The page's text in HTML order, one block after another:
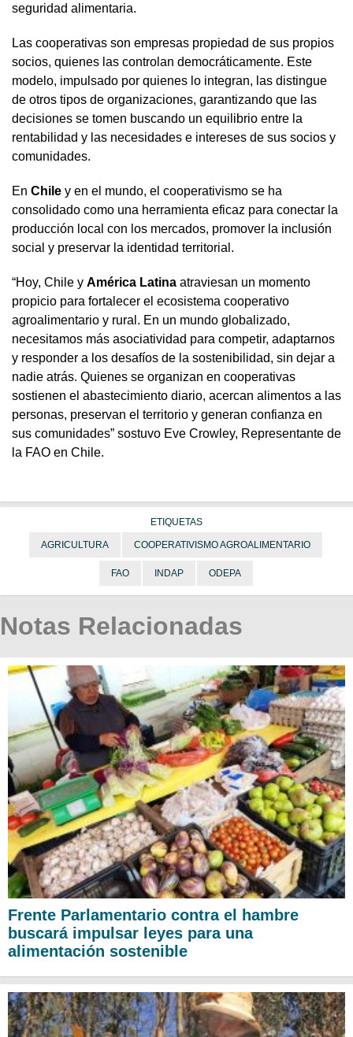
seguridad alimentaria.
Las cooperativas son empresas propiedad de sus propios
socios, quienes las controlan democráticamente. Este
modelo, impulsado por quienes lo integran, las distingue
de otros tipos de organizaciones, garantizando que las
decisiones se tomen buscando un equilibrio entre la
rentabilidad y las necesidades e intereses de sus socios y
comunidades.
En Chile y en el mundo, el cooperativismo se ha
consolidado como una herramienta eficaz para conectar la
producción local con los mercados, promover la inclusión
social y preservar la identidad territorial.
“Hoy, Chile y América Latina atraviesan un momento
propicio para fortalecer el ecosistema cooperativo
agroalimentario y rural. En un mundo globalizado,
necesitamos más asociatividad para competir, adaptarnos
y responder a los desafíos de la sostenibilidad, sin dejar a
nadie atrás. Quienes se organizan en cooperativas
sostienen el abastecimiento diario, acercan alimentos a las
personas, preservan el territorio y generan confianza en
sus comunidades” sostuvo Eve Crowley, Representante de
la FAO en Chile.
ETIQUETAS
AGRICULTURA COOPERATIVISMO AGROALIMENTARIO
FAO INDAP ODEPA
Notas Relacionadas
Frente Parlamentario contra el hambre
buscará impulsar leyes para una
alimentación sostenible